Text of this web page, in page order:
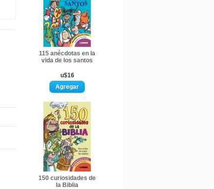
115 anécdotas en la
vida de los santos
u$16
150 curiosidades de
la Biblia